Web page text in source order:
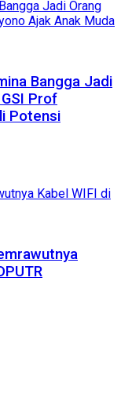
Bangga Jadi
Prof
Potensi